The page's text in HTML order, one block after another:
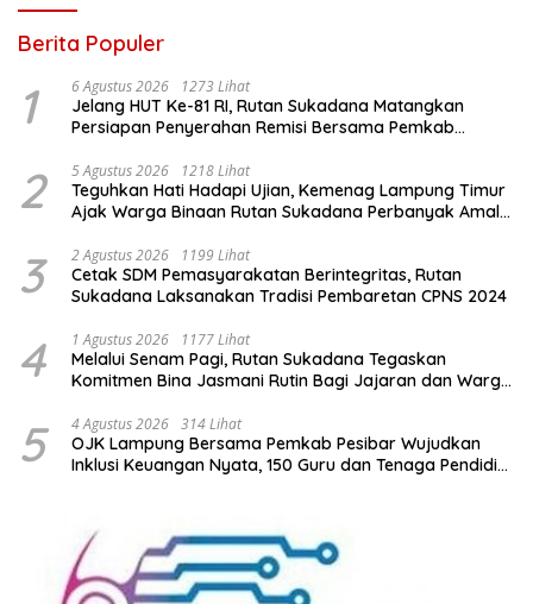
Berita Populer
1 6 Agustus 2026 1273 Lihat
Jelang HUT Ke-81 RI, Rutan Sukadana Matangkan
Persiapan Penyerahan Remisi Bersama Pemkab
2 5 Agustus 2026 1218 Lihat
Teguhkan Hati Hadapi Ujian, Kemenag Lampung Timur
Ajak Warga Binaan Rutan Sukadana Perbanyak Amal
3 2 Agustus 2026 1199 Lihat
Cetak SDM Pemasyarakatan Berintegritas, Rutan
Sukadana Laksanakan Tradisi Pembaretan CPNS 2024
4 1 Agustus 2026 1177 Lihat
Melalui Senam Pagi, Rutan Sukadana Tegaskan
Komitmen Bina Jasmani Rutin Bagi Jajaran dan Warga
5 4 Agustus 2026 314 Lihat
OJK Lampung Bersama Pemkab Pesibar Wujudkan
Inklusi Keuangan Nyata, 150 Guru dan Tenaga Pendidik